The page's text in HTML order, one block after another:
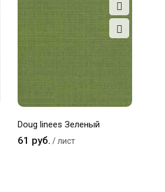
Doug linees Зеленый
61 руб. / лист